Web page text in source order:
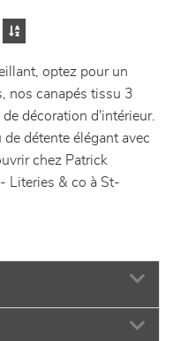
optez pour un
nos canapés tissu 3
décoration d'intérieur.
de détente élégant avec
chez Patrick
Literies & co à St-